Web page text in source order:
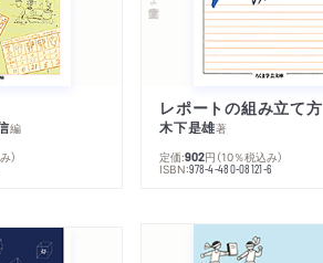
編
）
レポートの組み立て方
木下是雄著
定価:902円 （10％税込み）
ISBN:978-4-480-08121-6